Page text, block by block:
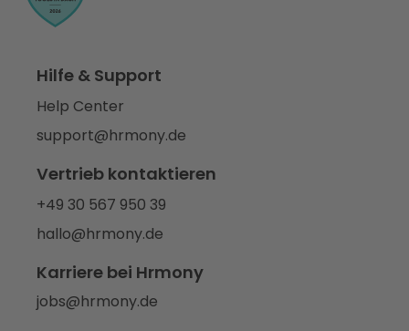
Hilfe & Support
Help Center
support@hrmony.de
Vertrieb kontaktieren
+49 30 567 950 39
hallo@hrmony.de
Karriere bei Hrmony
jobs@hrmony.de